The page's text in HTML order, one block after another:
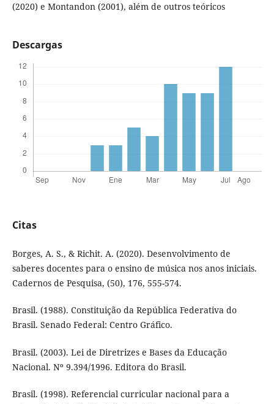
(2020) e Montandon (2001), além de outros teóricos
Descargas
Citas
Borges, A. S., & Richit. A. (2020). Desenvolvimento de
saberes docentes para o ensino de música nos anos iniciais.
Cadernos de Pesquisa, (50), 176, 555-574.
Brasil. (1988). Constituição da República Federativa do
Brasil. Senado Federal: Centro Gráfico.
Brasil. (2003). Lei de Diretrizes e Bases da Educação
Nacional. Nº 9.394/1996. Editora do Brasil.
Brasil. (1998). Referencial curricular nacional para a